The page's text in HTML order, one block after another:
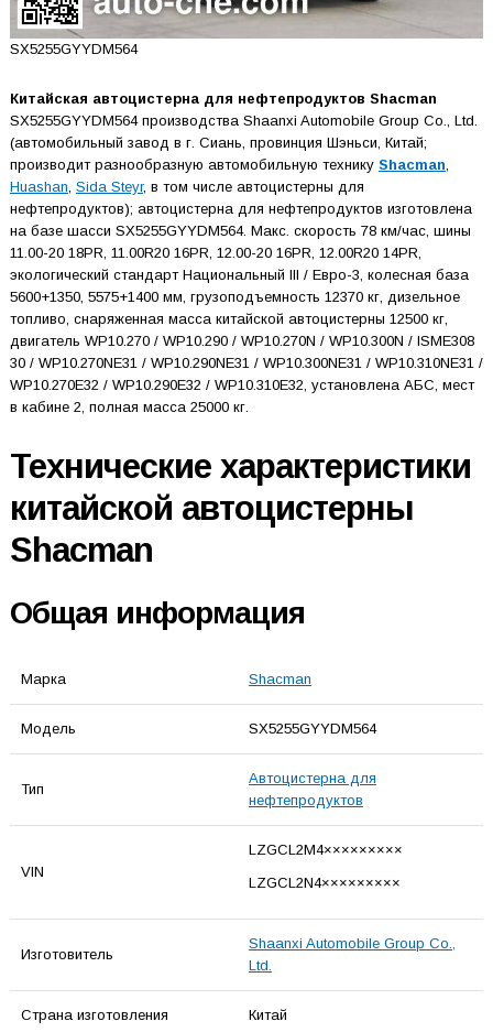
SX5255GYYDM564
Китайская автоцистерна для нефтепродуктов Shacman
SX5255GYYDM564 производства Shaanxi Automobile Group Co., Ltd.
(автомобильный завод в г. Сиань, провинция Шэньси, Китай;
производит разнообразную автомобильную технику Shacman
Huashan Sida Steyr, в том числе автоцистерны для
нефтепродуктов); автоцистерна для нефтепродуктов изготовлена
на базе шасси SX5255GYYDM564. Макс. скорость 78 км/час, шины
11.00-20 18PR, 11.00R20 16PR, 12.00-20 16PR, 12.00R20 14PR,
экологический стандарт Национальный III / Евро-3, колесная база
5600+1350, 5575+1400 мм, грузоподъемность 12370 кг, дизельное
топливо, снаряженная масса китайской автоцистерны 12500 кг,
двигатель WP10.270 / WP10.290 / WP10.270N / WP10.300N / ISME308
30 / WP10.270NE31 / WP10.290NE31 / WP10.300NE31 / WP10.310NE31 /
WP10.270E32 / WP10.290E32 / WP10.310E32, установлена АБС, мест
в кабине 2, полная масса 25000 кг.
Технические характеристики
китайской автоцистерны
Shacman
Общая информация
Марка Shacman
Модель SX5255GYYDM564
Тип
Автоцистерна для
нефтепродуктов
VIN
LZGCL2M4×××××××××
LZGCL2N4×××××××××
Изготовитель
Shaanxi Automobile Group Co.,
Ltd.
Страна изготовления Китай